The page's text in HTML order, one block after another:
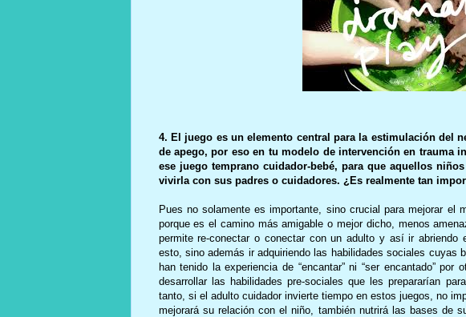
4. El juego es un elemento central para la estimulación del
de apego, por eso en tu modelo de intervención en trauma
ese juego temprano cuidador-bebé, para que aquellos
vivirla con sus padres o cuidadores. ¿Es realmente tan
Pues no solamente es importante, sino crucial para mejorar el
porque es el camino más amigable o mejor dicho, menos
permite re-conectar o conectar con un adulto y así ir
esto, sino además ir adquiriendo las habilidades sociales cuyas
han tenido la experiencia de “encantar” ni “ser encantado”
desarrollar las habilidades pre-sociales que les prepararían
tanto, si el adulto cuidador invierte tiempo en estos juegos, no
mejorará su relación con el niño, también nutrirá las bases de